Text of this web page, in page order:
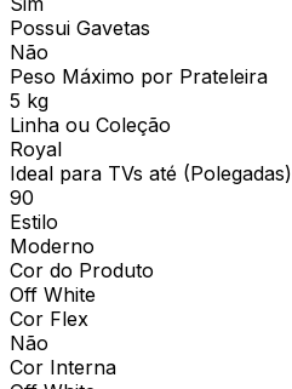
Possui Gavetas
Não
Peso Máximo por Prateleira
5 kg
Linha ou Coleção
Royal
Ideal para TVs até (Polegadas)
90
Estilo
Moderno
Cor do Produto
Off White
Cor Flex
Não
Cor Interna